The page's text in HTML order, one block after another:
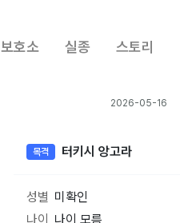
보호소 실종 스토리
2026-05-16
목격 터키시 앙고라
성별 미확인
나이
나이 모름